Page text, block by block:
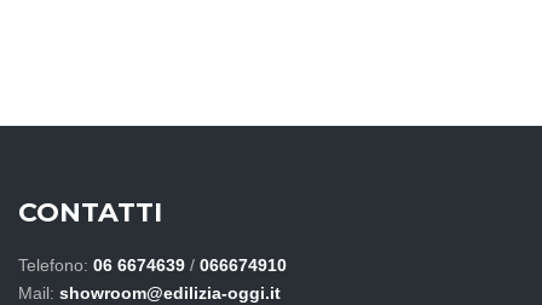
CONTATTI
Telefono: 06 6674639 / 066674910
Mail: showroom@edilizia-oggi.it